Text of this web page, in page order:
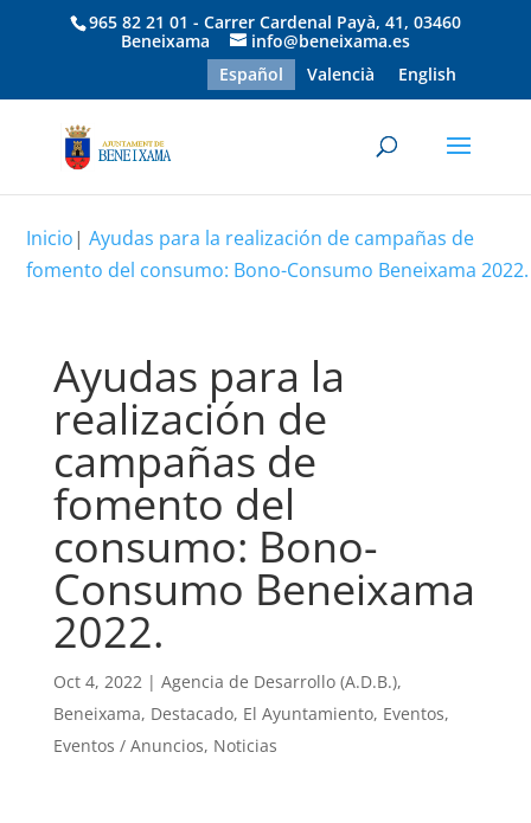
965 82 21 01 - Carrer Cardenal Payà, 41, 03460
Beneixama
info@beneixama.es
Español
Valencià English
Inicio|Ayudas para la realización de campañas de
fomento del consumo: Bono-Consumo Beneixama 2022.
Ayudas para la
realización de
campañas de
fomento del
consumo: Bono-
Consumo Beneixama
2022.
Oct 4, 2022| Agencia de Desarrollo (A.D.B.),
Beneixama, Destacado, El Ayuntamiento, Eventos,
Eventos / Anuncios, Noticias